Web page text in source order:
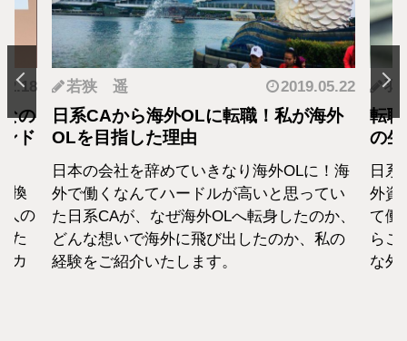
の
ド
換
人の
た
カ
若狭 遥 2019.05.22
日系CAから海外OLに転職！私が海外
OLを目指した理由
日本の会社を辞めていきなり海外OLに！海
外で働くなんてハードルが高いと思ってい
た日系CAが、なぜ海外OLへ転身したのか、
どんな想いで海外に飛び出したのか、私の
経験をご紹介いたします。
羽
転
の
日
外資
て働
らこ
な外